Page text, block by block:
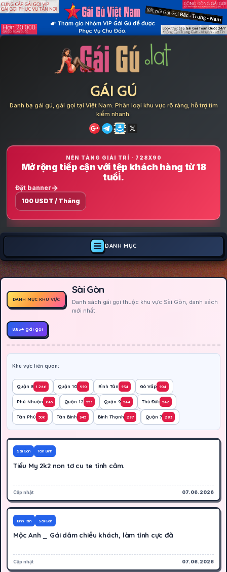
Skip
GÁI GÚ
Danh bạ gái gú, gái gọi tại Việt Nam. Phân loại khu vực rõ ràng, hỗ trợ tìm
kiếm nhanh.
NỀN TẢNG GIẢI TRÍ · 728X90
Mở rộng tiếp cận với tệp khách hàng từ 18
tuổi.
Đặt banner
100 USDT / Tháng
DANH MỤC
DANH MỤC KHU VỰC
Sài Gòn
Danh sách gái gọi thuộc khu vực Sài Gòn, danh sách
mới nhất.
8.854 gái gọi
Khu vực liên quan:
Quận 8 1.266 Quận 10 990 Bình Tân 934 Gò Vấp 904
Phú Nhuận 645 Quận 12 553 Quận 9 544 Thủ Đức 542
Tân Phú 506 Tân Bình 345 Bình Thạnh 297 Quận 7 283
500K
Sài Gòn Tân Bình
Tiểu My 2k2 non tơ cu te tình cảm.
Cập nhật 07.06.2026
Bình Tân Sài Gòn
Mộc Anh _ Gái dâm chiều khách, làm tình cực đã
Cập nhật 07.06.2026